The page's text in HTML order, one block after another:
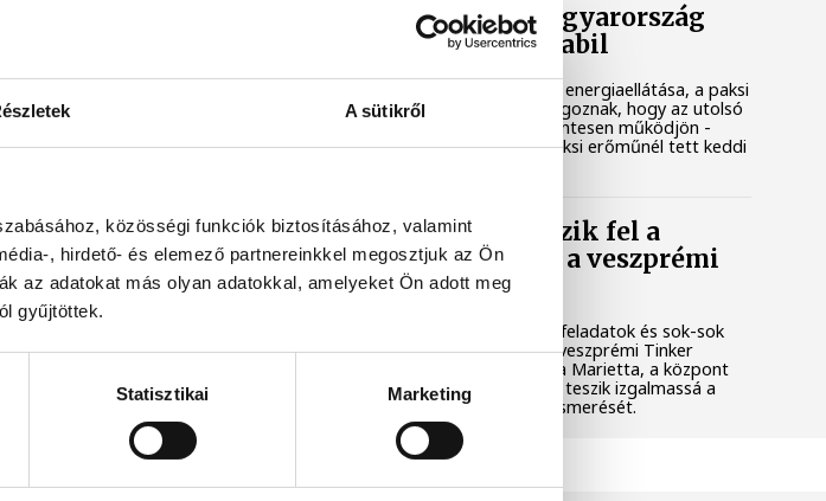
A sütikről
közösségi funkciók biztosításához, valamint
, hirdető- és elemező partnereinkkel megosztjuk az Ön
az adatokat más olyan adatokkal, amelyeket Ön adott meg
gyűjtöttek.
Statisztikai Marketing
a legvidámabb
Magyar Péter: Magyarország
energiaellátása stabil
Jelenleg stabil Magyarország energiaellátása, a paksi
erőmű munkatársai azon dolgoznak, hogy az utolsó
még termelő turbina hibamentesen működjön -
közölte a miniszterelnök a paksi erőműnél tett keddi
Játék közben fedezik fel a
tudomány világát a veszprémi
gyerekek
Látványos kísérletek, kreatív feladatok és sok-sok
élmény várja a gyerekeket a veszprémi Tinker
Labsben. Videónkban Balassa Marietta, a központ
vezetője mutatja be, hogyan teszik izgalmassá a
természettudományok megismerését.